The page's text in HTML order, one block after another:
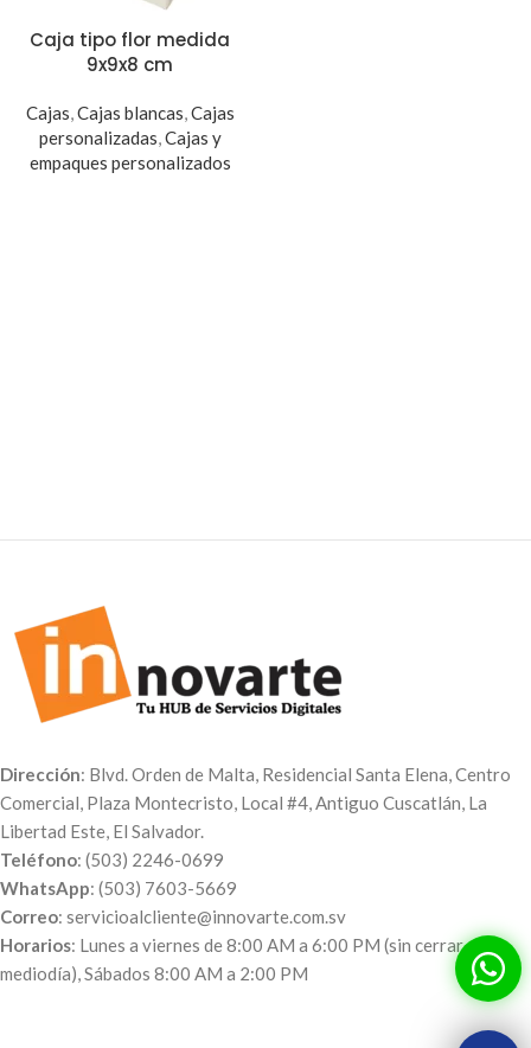
Caja tipo flor medida
9x9x8 cm
Cajas,Cajas blancas,Cajas
personalizadas,Cajas y
empaques personalizados
Dirección: Blvd. Orden de Malta, Residencial Santa Elena, Centro
Comercial, Plaza Montecristo, Local #4, Antiguo Cuscatlán, La
Libertad Este, El Salvador.
Teléfono: (503) 2246-0699
WhatsApp: (503) 7603-5669
Correo: servicioalcliente@innovarte.com.sv
Horarios: Lunes a viernes de 8:00 AM a 6:00 PM (sin cerrar al
mediodía), Sábados 8:00 AM a 2:00 PM